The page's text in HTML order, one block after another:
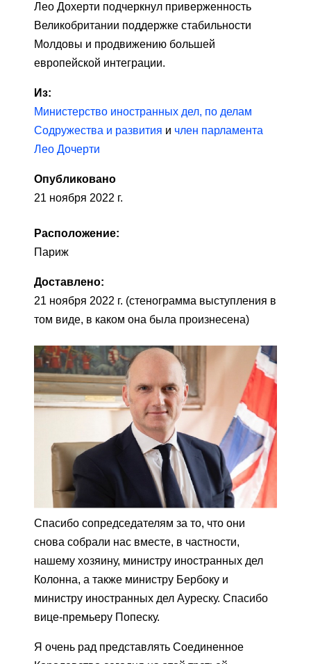
Лео Дохерти подчеркнул приверженность
Великобритании поддержке стабильности
Молдовы и продвижению большей
европейской интеграции.
Из:
Министерство иностранных дел, по делам
Содружества и развития и член парламента
Лео Дочерти
Опубликовано
21 ноября 2022 г.
Расположение:
Париж
Доставлено:
21 ноября 2022 г. (стенограмма выступления в
том виде, в каком она была произнесена)
Спасибо сопредседателям за то, что они
снова собрали нас вместе, в частности,
нашему хозяину, министру иностранных дел
Колонна, а также министру Бербоку и
министру иностранных дел Ауреску. Спасибо
вице-премьеру Попеску.
Я очень рад представлять Соединенное